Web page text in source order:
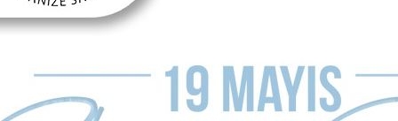
oynanan oyun kurucularından ve adamını bulup zamanla
burada kaçak yapı yapanlardan kesinlikle
Bir de bu ülkenin Anayasa ile oluşmuş kurumlarına ve